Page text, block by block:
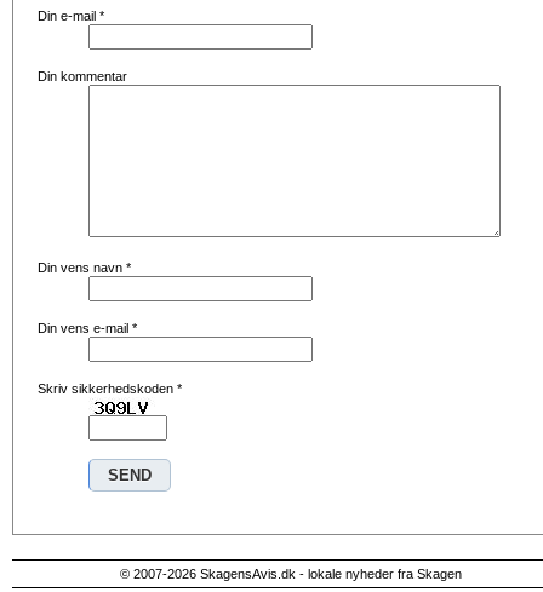
Din e-mail *
Din kommentar
Din vens navn *
Din vens e-mail *
Skriv sikkerhedskoden *
© 2007-2026 SkagensAvis.dk - lokale nyheder fra Skagen